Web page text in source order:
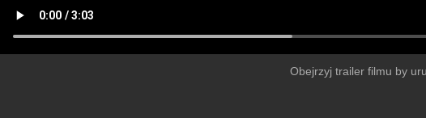
Obejrzyj trailer filmu by